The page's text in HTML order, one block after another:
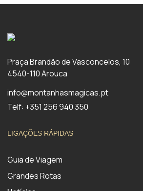
Praça Brandão de Vasconcelos, 10
4540-110 Arouca
info@montanhasmagicas.pt
Telf: +351 256 940 350
LIGAÇÕES RÁPIDAS
Guia de Viagem
Grandes Rotas